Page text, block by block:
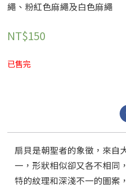
繩、粉紅色麻繩及白色麻繩
NT$150
已售完
扇貝是朝聖者的象徵，來自
一，形狀相似卻又各不相同
特的紋理和深淺不一的圖案